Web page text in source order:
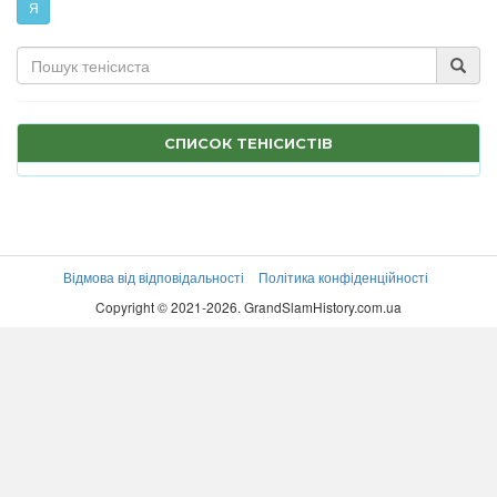
Я
СПИСОК ТЕНІСИСТІВ
Відмова від відповідальності
Політика конфіденційності
Copyright © 2021-2026. GrandSlamHistory.com.ua